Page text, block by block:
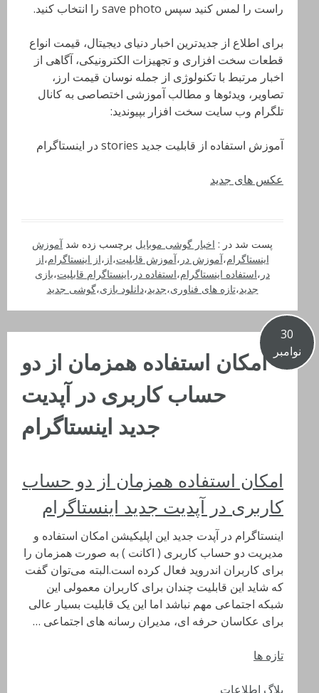
راست را لمس کنید سپس save photo را انتخاب کنید.
برای اطلاع از جدیدترین اخبار دنیای دیجیتال، قیمت انواع
قطعات سخت افزاری و تجهیزات الکترونیکی، آگاهی از
اخبار مرتبط با تکنولوژی از جمله نوسان قیمت ارز،
تصاویر، ویدئوها و مطالب آموزشی اختصاصی به کانال
تلگرام وب سایت سخت افزار بپیوندید:
آموزش استفاده از قابلیت جدید stories در اینستاگرام
عکس های جدید
پست شد در : اخبار گوشی موبایل برچسب زده شدآموزش
اینستاگرام،آموزش در ،آموزش قابلیت،از ،از اینستاگرام،از
در ،استفاده اینستاگرام،استفاده در ،اینستاگرام قابلیت،بازی
جدید،تازه های فناوری،جدید،دانلود بازی،گوشی جدید
30
نوامبر
امکان استفاده همزمان از دو
حساب کاربری در آپدیت
جدید اینستاگرام
امکان استفاده همزمان از دو حساب
کاربری در آپدیت جدید اینستاگرام
اینستاگرام در آپدت جدید این اپلیکیشن امکان استفاده و
مدیریت دو حساب کاربری ( اکانت ) به صورت همزمان را
برای کاربران اندروید فعال کرده است.البته می‌توان گفت
که شاید این قابلیت چندان برای کاربران معمولی این
شبکه اجتماعی مهم نباشد اما این یک قابلیت بسیار عالی
برای عکاسان حرفه ای، مدیران رسانه‌ های اجتماعی …
تازه ها
بلاگ اطلاعات